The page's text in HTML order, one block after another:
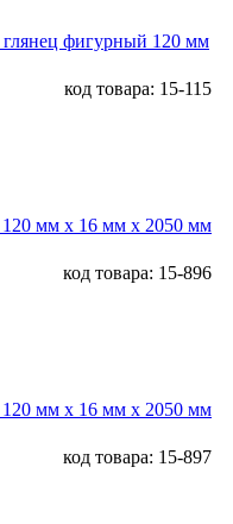
фигурный 120 мм
код товара: 15-115
мм х 16 мм х 2050 мм
код товара: 15-896
мм х 16 мм х 2050 мм
код товара: 15-897